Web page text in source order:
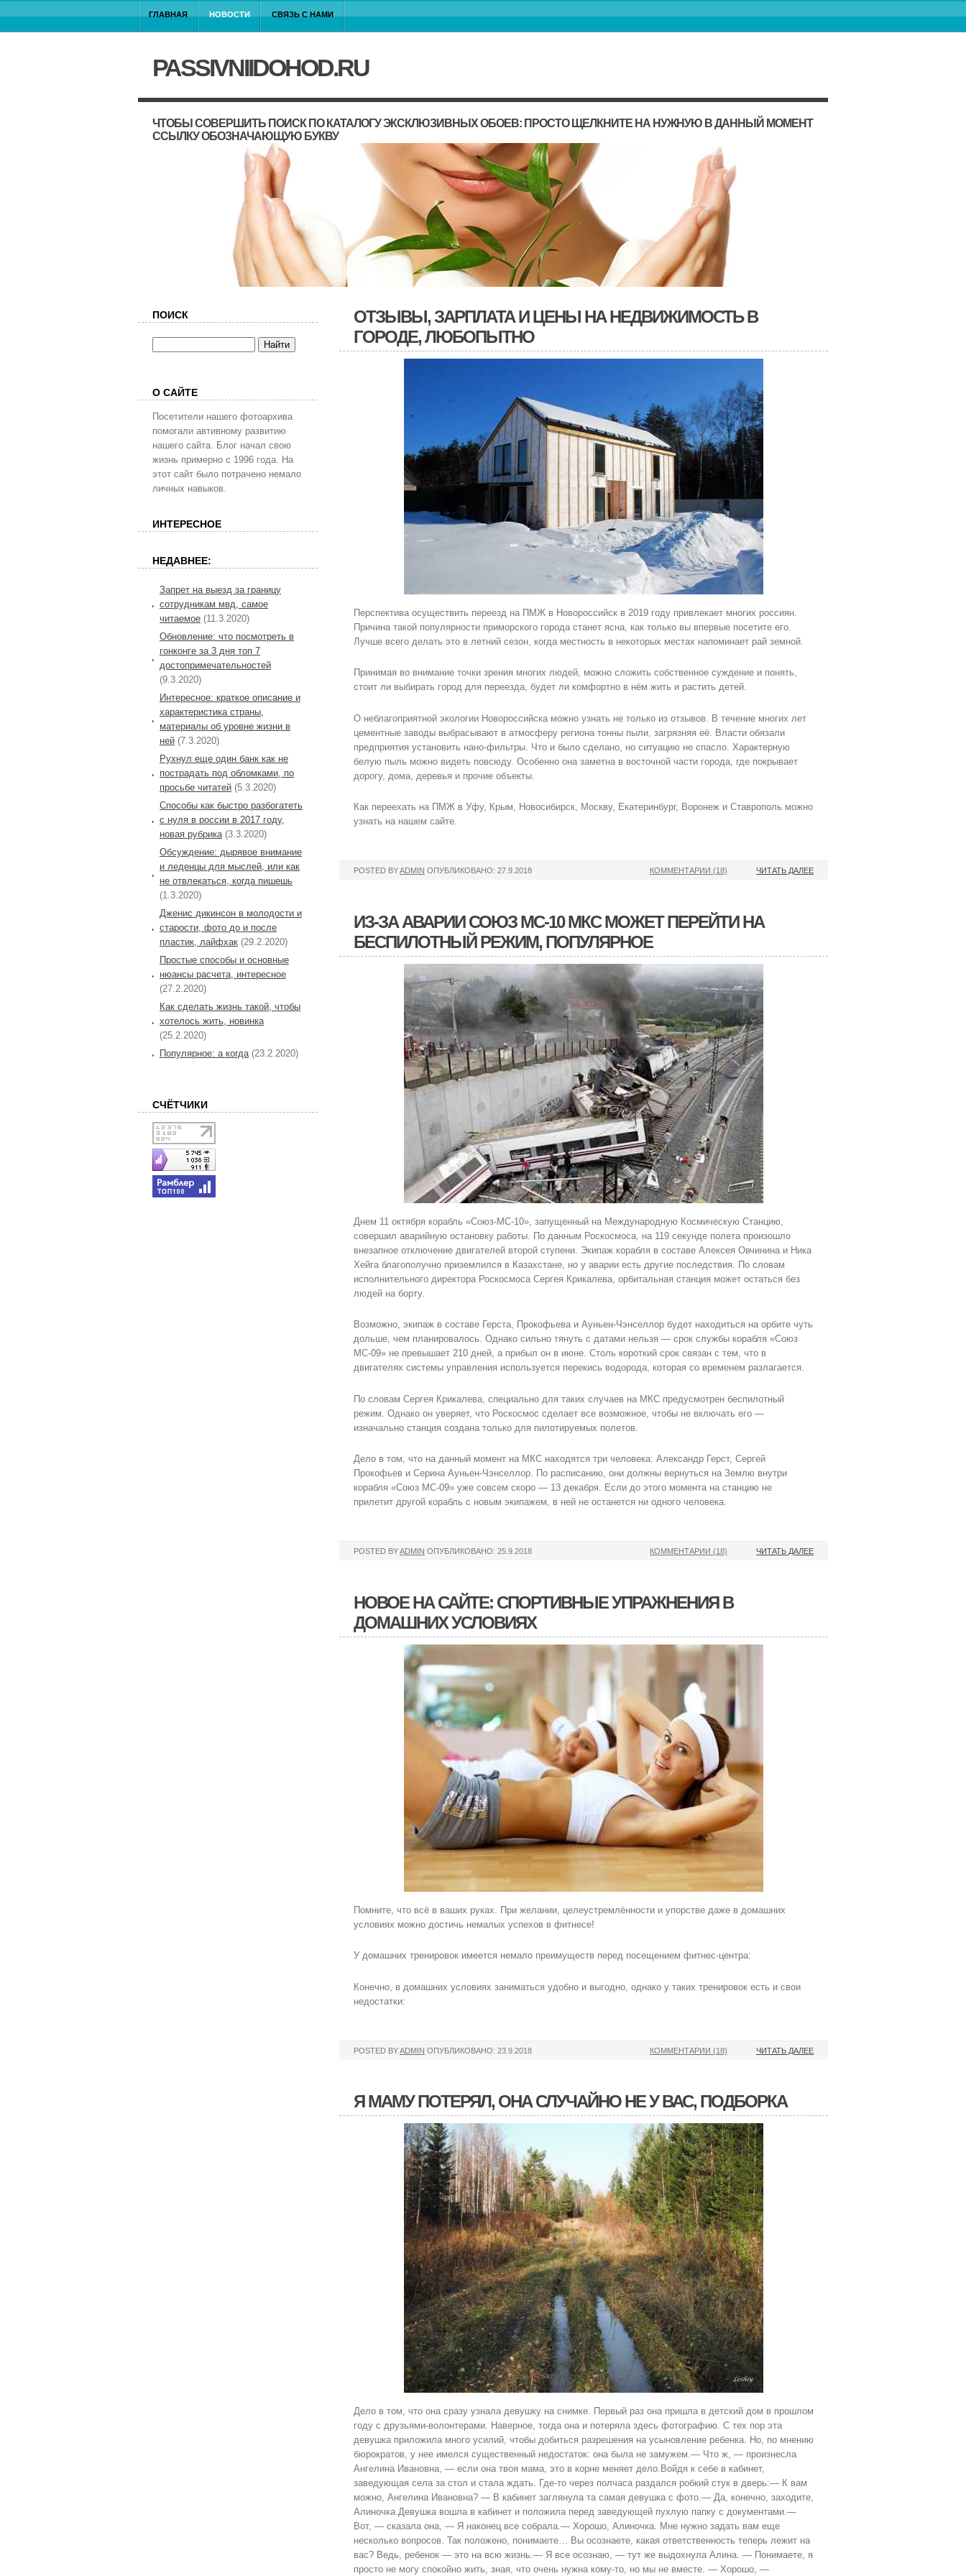
ГЛАВНАЯ НОВОСТИ СВЯЗЬ С НАМИ
PASSIVNIIDOHOD.RU
ЧТОБЫ СОВЕРШИТЬ ПОИСК ПО КАТАЛОГУ ЭКСКЛЮЗИВНЫХ ОБОЕВ: ПРОСТО ЩЕЛКНИТЕ НА НУЖНУЮ В ДАННЫЙ МОМЕНТ
ССЫЛКУ ОБОЗНАЧАЮЩУЮ БУКВУ
ОТЗЫВЫ, ЗАРПЛАТА И ЦЕНЫ НА НЕДВИЖИМОСТЬ В
ГОРОДЕ, ЛЮБОПЫТНО
Перспектива осуществить переезд на ПМЖ в Новороссийск в 2019 году привлекает многих россиян.
Причина такой популярности приморского города станет ясна, как только вы впервые посетите его.
Лучше всего делать это в летний сезон, когда местность в некоторых местах напоминает рай земной.
Принимая во внимание точки зрения многих людей, можно сложить собственное суждение и понять,
стоит ли выбирать город для переезда, будет ли комфортно в нём жить и растить детей.
О неблагоприятной экологии Новороссийска можно узнать не только из отзывов. В течение многих лет
цементные заводы выбрасывают в атмосферу региона тонны пыли, загрязняя её. Власти обязали
предприятия установить нано-фильтры. Что и было сделано, но ситуацию не спасло. Характерную
белую пыль можно видеть повсюду. Особенно она заметна в восточной части города, где покрывает
дорогу, дома, деревья и прочие объекты.
Как переехать на ПМЖ в Уфу, Крым, Новосибирск, Москву, Екатеринбург, Воронеж и Ставрополь можно
узнать на нашем сайте.
POSTED BYADMIN ОПУБЛИКОВАНО: 27.9.2018 ЧИТАТЬ ДАЛЕЕ
КОММЕНТАРИИ (18)
ИЗ-ЗА АВАРИИ СОЮЗ МС-10 МКС МОЖЕТ ПЕРЕЙТИ НА
БЕСПИЛОТНЫЙ РЕЖИМ, ПОПУЛЯРНОЕ
Днем 11 октября корабль «Союз-МС-10», запущенный на Международную Космическую Станцию,
совершил аварийную остановку работы. По данным Роскосмоса, на 119 секунде полета произошло
внезапное отключение двигателей второй ступени. Экипаж корабля в составе Алексея Овчинина и Ника
Хейга благополучно приземлился в Казахстане, но у аварии есть другие последствия. По словам
исполнительного директора Роскосмоса Сергея Крикалева, орбитальная станция может остаться без
людей на борту.
Возможно, экипаж в составе Герста, Прокофьева и Ауньен-Чэнселлор будет находиться на орбите чуть
дольше, чем планировалось. Однако сильно тянуть с датами нельзя — срок службы корабля «Союз
МС-09» не превышает 210 дней, а прибыл он в июне. Столь короткий срок связан с тем, что в
двигателях системы управления используется перекись водорода, которая со временем разлагается.
По словам Сергея Крикалева, специально для таких случаев на МКС предусмотрен беспилотный
режим. Однако он уверяет, что Роскосмос сделает все возможное, чтобы не включать его —
изначально станция создана только для пилотируемых полетов.
Дело в том, что на данный момент на МКС находятся три человека: Александр Герст, Сергей
Прокофьев и Серина Ауньен-Чэнселлор. По расписанию, они должны вернуться на Землю внутри
корабля «Союз МС-09» уже совсем скоро — 13 декабря. Если до этого момента на станцию не
прилетит другой корабль с новым экипажем, в ней не останется ни одного человека.
POSTED BYADMIN ОПУБЛИКОВАНО: 25.9.2018 ЧИТАТЬ ДАЛЕЕ
КОММЕНТАРИИ (18)
НОВОЕ НА САЙТЕ: СПОРТИВНЫЕ УПРАЖНЕНИЯ В
ДОМАШНИХ УСЛОВИЯХ
Помните, что всё в ваших руках. При желании, целеустремлённости и упорстве даже в домашних
условиях можно достичь немалых успехов в фитнесе!
У домашних тренировок имеется немало преимуществ перед посещением фитнес-центра:
Конечно, в домашних условиях заниматься удобно и выгодно, однако у таких тренировок есть и свои
недостатки:
POSTED BYADMIN ОПУБЛИКОВАНО: 23.9.2018 ЧИТАТЬ ДАЛЕЕ
КОММЕНТАРИИ (18)
Я МАМУ ПОТЕРЯЛ, ОНА СЛУЧАЙНО НЕ У ВАС, ПОДБОРКА
Дело в том, что она сразу узнала девушку на снимке. Первый раз она пришла в детский дом в прошлом
году с друзьями-волонтерами. Наверное, тогда она и потеряла здесь фотографию. С тех пор эта
девушка приложила много усилий, чтобы добиться разрешения на усыновление ребенка. Но, по мнению
бюрократов, у нее имелся существенный недостаток: она была не замужем.— Что ж, — произнесла
Ангелина Ивановна, — если она твоя мама, это в корне меняет дело.Войдя к себе в кабинет,
заведующая села за стол и стала ждать. Где-то через полчаса раздался робкий стук в дверь:— К вам
можно, Ангелина Ивановна? — В кабинет заглянула та самая девушка с фото.— Да, конечно, заходите,
Алиночка.Девушка вошла в кабинет и положила перед заведующей пухлую папку с документами.—
Вот, — сказала она, — Я наконец все собрала.— Хорошо, Алиночка. Мне нужно задать вам еще
несколько вопросов. Так положено, понимаете… Вы осознаете, какая ответственность теперь лежит на
вас? Ведь, ребенок — это на всю жизнь.— Я все осознаю, — тут же выдохнула Алина. — Понимаете, я
просто не могу спокойно жить, зная, что очень нужна кому-то, но мы не вместе. — Хорошо, —
ПОИСК
О САЙТЕ
Посетители нашего фотоархива
помогали автивному развитию
нашего сайта. Блог начал свою
жизнь примерно с 1996 года. На
этот сайт было потрачено немало
личных навыков.
ИНТЕРЕСНОЕ
НЕДАВНЕЕ:
Запрет на выезд за границу
сотрудникам мвд, самое
читаемое (11.3.2020)
Обновление: что посмотреть в
гонконге за 3 дня топ 7
достопримечательностей
(9.3.2020)
Интересное: краткое описание и
характеристика страны,
материалы об уровне жизни в
ней (7.3.2020)
Рухнул еще один банк как не
пострадать под обломками, по
просьбе читатей (5.3.2020)
Способы как быстро разбогатеть
с нуля в россии в 2017 году,
новая рубрика (3.3.2020)
Обсуждение: дырявое внимание
и леденцы для мыслей, или как
не отвлекаться, когда пишешь
(1.3.2020)
Дженис дикинсон в молодости и
старости, фото до и после
пластик, лайфхак (29.2.2020)
Простые способы и основные
нюансы расчета, интересное
(27.2.2020)
Как сделать жизнь такой, чтобы
хотелось жить, новинка
(25.2.2020)
Популярное: а когда (23.2.2020)
СЧЁТЧИКИ